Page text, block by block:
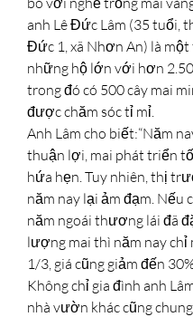
anh Lê Đức Lâm (35 tuổi,
Đức 1, xã Nhơn An) là
những hộ lớn với hơn
trong đó có 500 cây mai
được chăm sóc tỉ mỉ.
Anh Lâm cho biết:“Năm
thuận lợi, mai phát triển
hứa hẹn. Tuy nhiên, thị
năm nay lại ảm đạm. Nếu
năm ngoái thương lái đã
lượng mai thì năm nay
1/3, giá cũng giảm đến
Không chỉ gia đình anh
nhà vườn khác cũng